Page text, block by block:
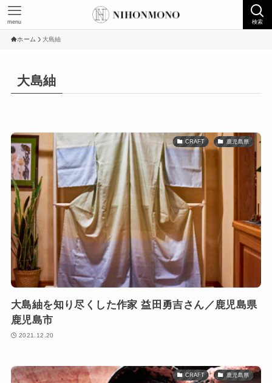
検索
menu
ホーム 大島紬
大島紬
CRAFT 鹿児島県
大島紬を知り尽くした作家 益田勇吉さん／鹿児島県
鹿児島市
2021.12.20
CRAFT 鹿児島県